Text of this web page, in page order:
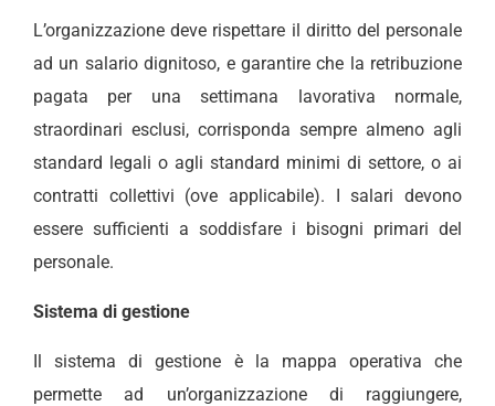
L’organizzazione deve rispettare il diritto del personale
ad un salario dignitoso, e garantire che la retribuzione
pagata per una settimana lavorativa normale,
straordinari esclusi, corrisponda sempre almeno agli
standard legali o agli standard minimi di settore, o ai
contratti collettivi (ove applicabile). I salari devono
essere sufficienti a soddisfare i bisogni primari del
personale.
Sistema di gestione
Il sistema di gestione è la mappa operativa che
permette ad un’organizzazione di raggiungere,